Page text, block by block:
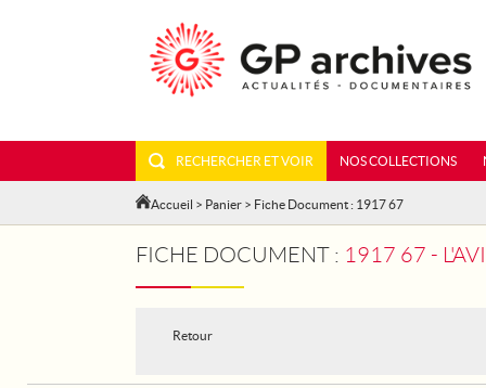
RECHERCHER ET VOIR NOS COLLECTIONS
Accueil > Panier > Fiche Document : 1917 67
FICHE DOCUMENT : 1917 67 -
Retour